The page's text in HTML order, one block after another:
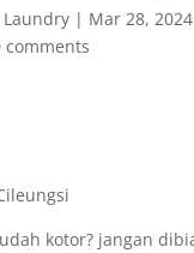
| Mar 28, 2024
comments
kotor? jangan